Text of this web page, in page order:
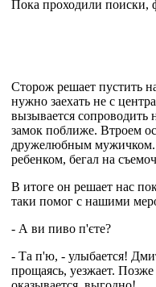
Пока проходили поиски,
Сторож решает пустить
нужно заехать не с
вызывается сопроводить
замок поближе. Втроем
дружелюбным мужичком.
ребенком, бегал на
В итоге он решает нас
таки помог с нашими
- А ви пиво п'єте?
- Та п'ю, - улыбается!
прощаясь, уезжает.